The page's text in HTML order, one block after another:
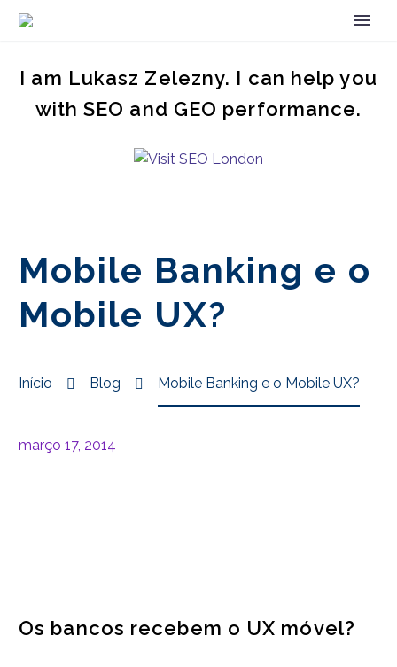
I am Lukasz Zelezny. I can help you
with SEO and GEO performance.
Mobile Banking e o
Mobile UX?
Início Blog Mobile Banking e o Mobile UX?
março 17, 2014
Os bancos recebem o UX móvel?